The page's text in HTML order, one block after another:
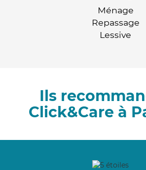
Ménage
Repassage
Lessive
Ils
Click&Care à